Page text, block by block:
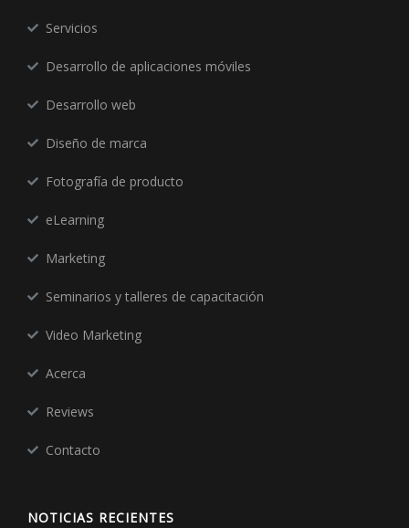
Servicios
Desarrollo de aplicaciones móviles
Desarrollo web
Diseño de marca
Fotografía de producto
eLearning
Marketing
Seminarios y talleres de capacitación
Video Marketing
Acerca
Reviews
Contacto
NOTICIAS RECIENTES